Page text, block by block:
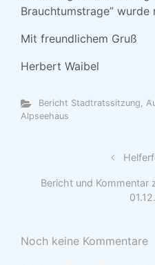
Brauchtumstrage”
Mit freundlichem Gruß
Herbert Waibel
Bericht Stadtratssitzung,
Alpseehaus
Bericht und Kommentar
Noch keine Kommentare